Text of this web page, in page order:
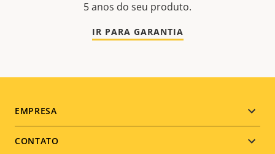
5 anos do seu produto.
IR PARA GARANTIA
Footer
menu
EMPRESA
CONTATO